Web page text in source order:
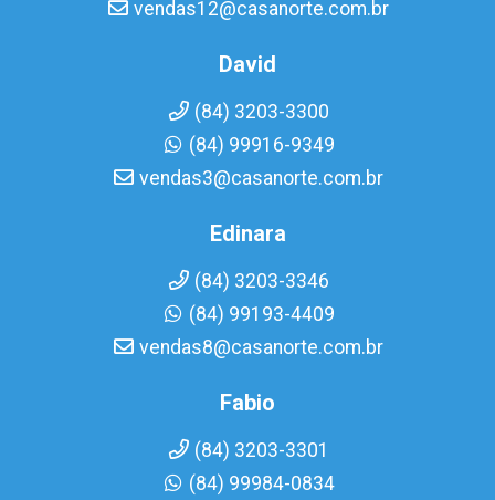
vendas12@casanorte.com.br
David
(84) 3203-3300
(84) 99916-9349
vendas3@casanorte.com.br
Edinara
(84) 3203-3346
(84) 99193-4409
vendas8@casanorte.com.br
Fabio
(84) 3203-3301
(84) 99984-0834